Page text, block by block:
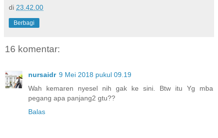
di 23.42.00
Berbagi
16 komentar:
nursaidr 9 Mei 2018 pukul 09.19
Wah kemaren nyesel nih gak ke sini. Btw itu Yg mba
pegang apa panjang2 gtu??
Balas